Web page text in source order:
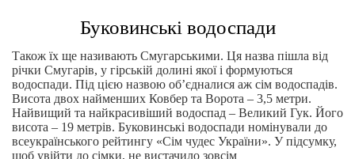
Буковинські водоспади
Також їх ще називають Смугарськими. Ця назва пішла від
річки Смугарів, у гірській долині якої і формуються
водоспади. Під цією назвою об’єдналися аж сім водоспадів.
Висота двох найменших Ковбер та Ворота – 3,5 метри.
Найвищий та найкрасивіший водоспад – Великий Гук. Його
висота – 19 метрів. Буковинські водоспади номінували до
всеукраїнського рейтингу «Сім чудес України». У підсумку,
щоб увійти до сімки, не вистачило зовсім